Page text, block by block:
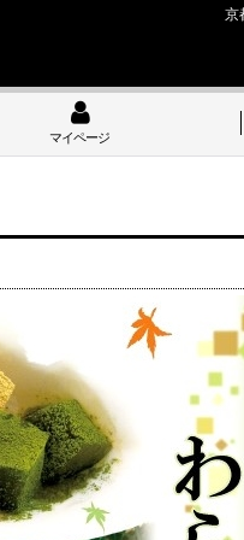
京
マイページ